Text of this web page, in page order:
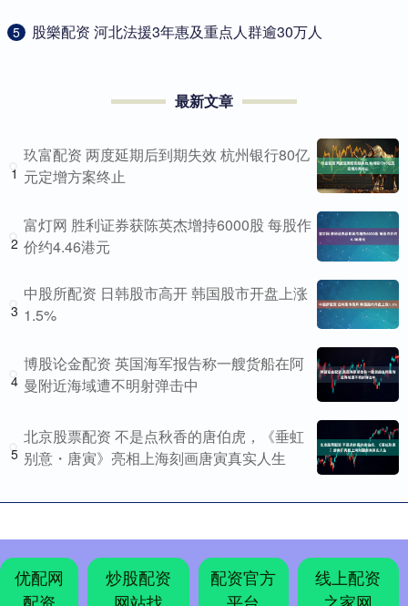
5 ​股樂配资 河北法援3年惠及重点人群逾30万人
最新文章
1
玖富配资 两度延期后到期失效 杭州银行80亿
元定增方案终止
2
富灯网 胜利证券获陈英杰增持6000股 每股作
价约4.46港元
3
中股所配资 日韩股市高开 韩国股市开盘上涨
1.5%
4
博股论金配资 英国海军报告称一艘货船在阿
曼附近海域遭不明射弹击中
5
北京股票配资 不是点秋香的唐伯虎，《垂虹
别意・唐寅》亮相上海刻画唐寅真实人生
优配网
配资
炒股配资
网站找
配资官方
平台
线上配资
之家网